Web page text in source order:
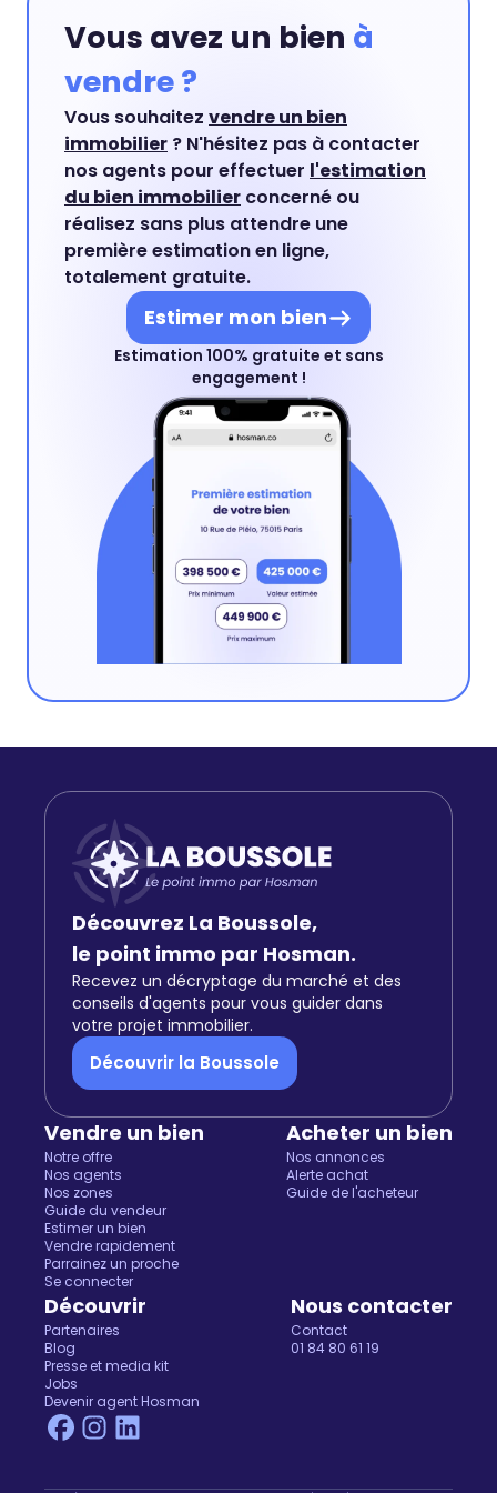
Salut c'est nous...
les Cookies !
On a attendu d'être sûrs que le contenu de ce site vous
intéresse avant de vous déranger, mais on aimerait bien vous
accompagner pendant votre visite...
C'est OK pour vous ?
Pour modifier vos préférences par la suite, cliquez sur le lien
Vous avez un bien à
vendre ?
Vous souhaitez vendre un bien
immobilier ? N'hésitez pas à contacter
nos agents pour effectuer l'estimation
du bien immobilier concerné ou
réalisez sans plus attendre une
première estimation en ligne,
totalement gratuite.
Estimer mon bien
Estimation 100% gratuite et sans
engagement !
Découvrez La Boussole,
le point immo par Hosman.
Recevez un décryptage du marché et des
conseils d'agents pour vous guider dans
votre projet immobilier.
Découvrir la Boussole
Vendre un bien
Notre offre
Nos agents
Nos zones
Guide du vendeur
Estimer un bien
Vendre rapidement
Parrainez un proche
Se connecter
Acheter un bien
Nos annonces
Alerte achat
Guide de l'acheteur
Découvrir
Partenaires
Blog
Presse et media kit
Jobs
Devenir agent Hosman
Nous contacter
Contact
01 84 80 61 19